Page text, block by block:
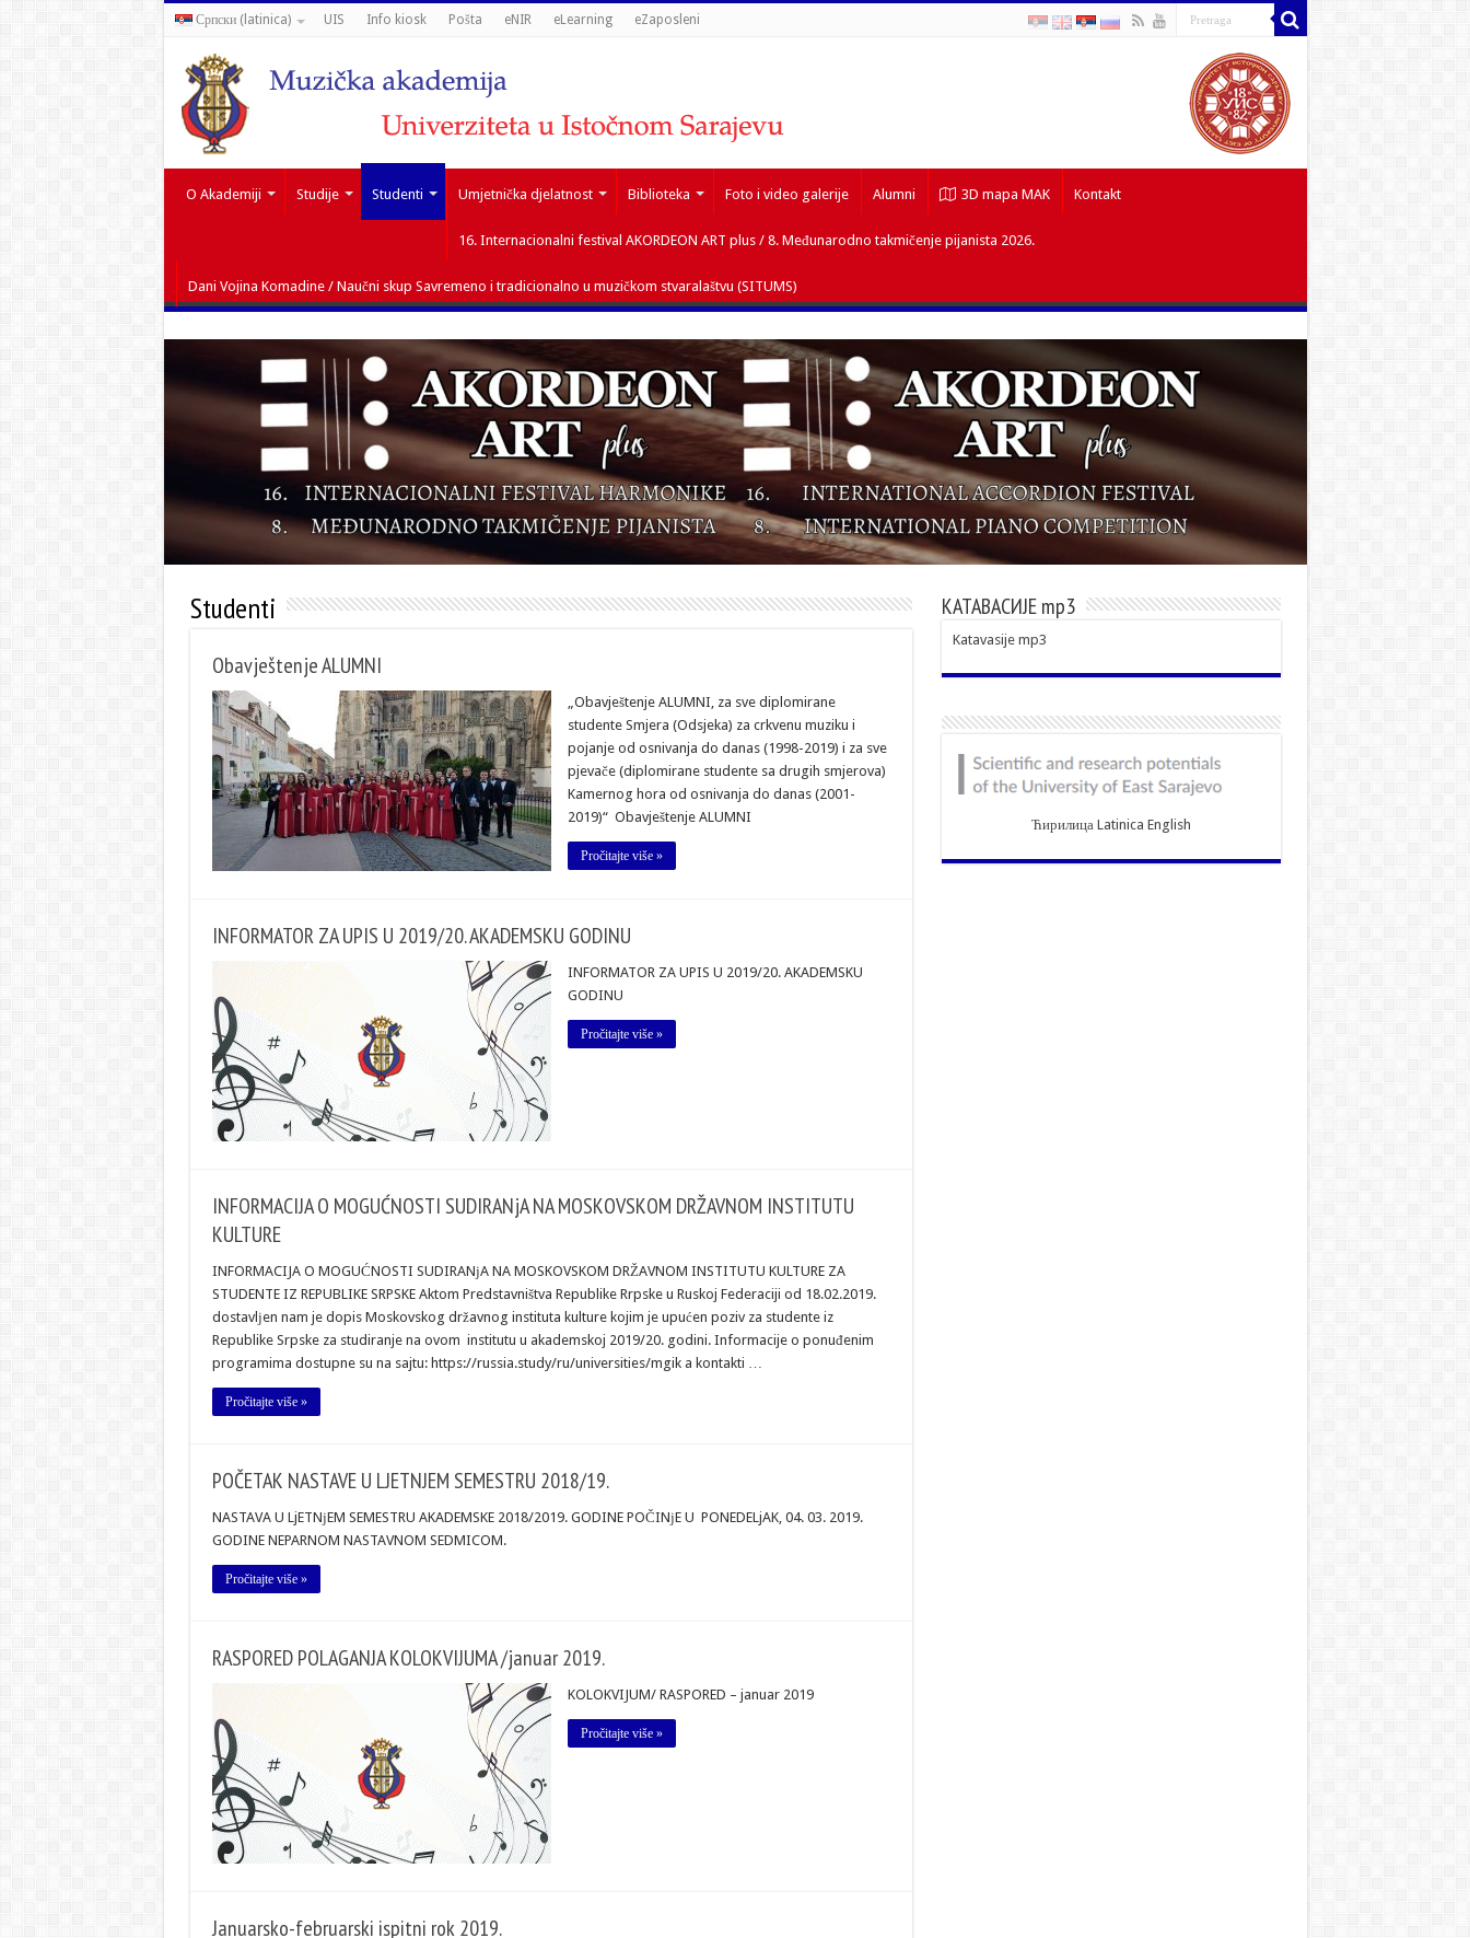
Српски (latinica) UIS Info kiosk Pošta eNIR eLearning eZaposleni
O Akademiji Studije Studenti Umjetnička djelatnost Biblioteka Foto i video galerije Alumni 3D mapa MAK Kontakt
16. Internacionalni festival AKORDEON ART plus / 8. Međunarodno takmičenje pijanista 2026.
Dani Vojina Komadine / Naučni skup Savremeno i tradicionalno u muzičkom stvaralaštvu (SITUMS)
Studenti
Obavještenje ALUMNI
„Obavještenje ALUMNI, za sve diplomirane
studente Smjera (Odsjeka) za crkvenu muziku i
pojanje od osnivanja do danas (1998-2019) i za sve
pjevače (diplomirane studente sa drugih smjerova)
Kamernog hora od osnivanja do danas (2001-
2019)“ Obavještenje ALUMNI
Pročitajte više »
INFORMATOR ZA UPIS U 2019/20. AKADEMSKU GODINU
INFORMATOR ZA UPIS U 2019/20. AKADEMSKU
GODINU
Pročitajte više »
INFORMACIJA O MOGUĆNOSTI SUDIRANјA NA MOSKOVSKOM DRŽAVNOM INSTITUTU
KULTURE
INFORMACIJA O MOGUĆNOSTI SUDIRANјA NA MOSKOVSKOM DRŽAVNOM INSTITUTU KULTURE ZA
STUDENTE IZ REPUBLIKE SRPSKE Aktom Predstavništva Republike Rrpske u Ruskoj Federaciji od 18.02.2019.
dostavlјen nam je dopis Moskovskog državnog instituta kulture kojim je upućen poziv za studente iz
Republike Srpske za studiranje na ovom institutu u akademskoj 2019/20. godini. Informacije o ponuđenim
programima dostupne su na sajtu: https://russia.study/ru/universities/mgik a kontakti …
Pročitajte više »
POČETAK NASTAVE U LJETNJEM SEMESTRU 2018/19.
NASTAVA U LjETNјEM SEMESTRU AKADEMSKE 2018/2019. GODINE POČINјE U PONEDELjAK, 04. 03. 2019.
GODINE NEPARNOM NASTAVNOM SEDMICOM.
Pročitajte više »
RASPORED POLAGANJA KOLOKVIJUMA /januar 2019.
KOLOKVIJUM/ RASPORED – januar 2019
Pročitajte više »
Januarsko-februarski ispitni rok 2019.
КАТАВАСИЈЕ mp3
Katavasije mp3
Ћирилица Latinica English